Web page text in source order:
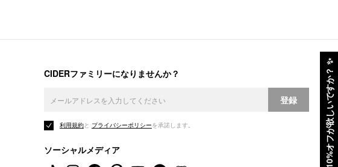
10%オフが欲しいですか？
✨
CIDERファミリーになりませんか？
登録
利用規約と プライバシーポリシーを承諾します。
ソーシャルメディア